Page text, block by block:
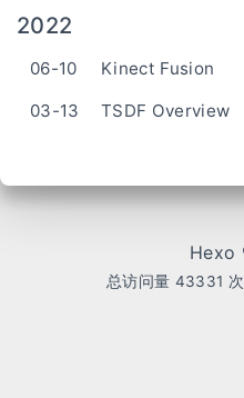
2022
06-10
Kinect Fusion
03-13
TSDF Overview
Hexo
总访问量 43331 次